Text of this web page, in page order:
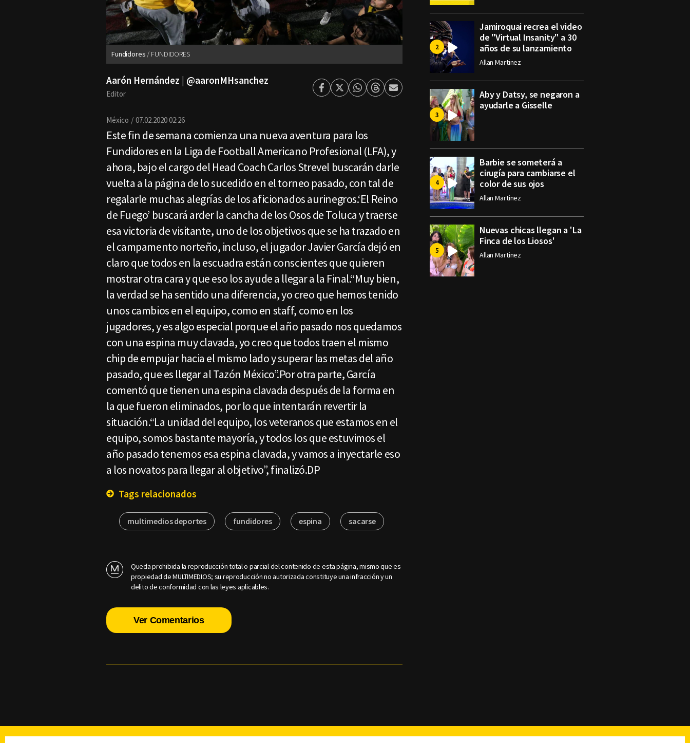
Fundidores FUNDIDORES
Aarón Hernández | @aaronMHsanchez
Editor Facebook
TwitterWhatsapp
ThreadsEnviar
México 07.02.2020 02:26
Este fin de semana comienza una nueva aventura para los
Fundidores en la Liga de Football Americano Profesional (LFA), y
ahora, bajo el cargo del Head Coach Carlos Strevel buscarán darle
vuelta a la página de lo sucedido en el torneo pasado, con tal de
regalarle muchas alegrías de los aficionados aurinegros.‘El Reino
de Fuego’ buscará arder la cancha de los Osos de Toluca y traerse
esa victoria de visitante, uno de los objetivos que se ha trazado en
el campamento norteño, incluso, el jugador Javier García dejó en
claro que todos en la escuadra están conscientes que quieren
mostrar otra cara y que eso los ayude a llegar a la Final.“Muy bien,
la verdad se ha sentido una diferencia, yo creo que hemos tenido
unos cambios en el equipo, como en staff, como en los
jugadores, y es algo especial porque el año pasado nos quedamos
con una espina muy clavada, yo creo que todos traen el mismo
chip de empujar hacia el mismo lado y superar las metas del año
pasado, que es llegar al Tazón México”.Por otra parte, García
comentó que tienen una espina clavada después de la forma en
la que fueron eliminados, por lo que intentarán revertir la
situación.“La unidad del equipo, los veteranos que estamos en el
equipo, somos bastante mayoría, y todos los que estuvimos el
año pasado tenemos esa espina clavada, y vamos a inyectarle eso
a los novatos para llegar al objetivo”, finalizó.DP
Tags relacionados
multimedios deportes fundidores espina sacarse
Queda prohibida la reproducción total o parcial del contenido de esta página, mismo que es
propiedad de MULTIMEDIOS; su reproducción no autorizada constituye una infracción y un
delito de conformidad con las leyes aplicables.
Ver Comentarios
Jamiroquai recrea el video
de "Virtual Insanity" a 30
años de su lanzamiento
Allan Martinez
Aby y Datsy, se negaron a
ayudarle a Gisselle
Barbie se someterá a
cirugía para cambiarse el
color de sus ojos
Allan Martinez
Nuevas chicas llegan a 'La
Finca de los Liosos'
Allan Martinez